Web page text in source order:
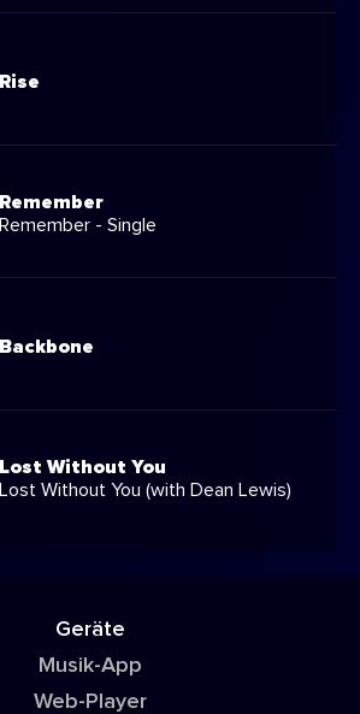
Rise
Remember
Remember - Single
Backbone
Lost Without You
Lost Without You (with Dean Lewis)
Geräte
Musik-App
Web-Player